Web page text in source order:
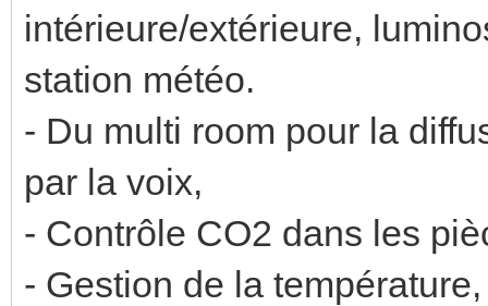
intérieure/extérieure,
station météo.
- Du multi room pour la
par la voix,
- Contrôle CO2 dans les
- Gestion de la température,